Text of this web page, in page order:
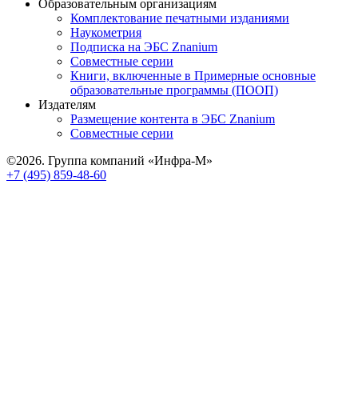
Образовательным организациям
Комплектование печатными изданиями
Наукометрия
Подписка на ЭБС Znanium
Совместные серии
Книги, включенные в Примерные основные
образовательные программы (ПООП)
Издателям
Размещение контента в ЭБС Znanium
Совместные серии
©2026. Группа компаний «Инфра-М»
+7 (495) 859-48-60